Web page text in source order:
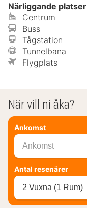
Närliggande platser
Centrum
Buss
Tågstation
Tunnelbana
Flygplats
När vill ni åka?
Ankomst
Ankomst
Antal resenärer
2 Vuxna (1 Rum)